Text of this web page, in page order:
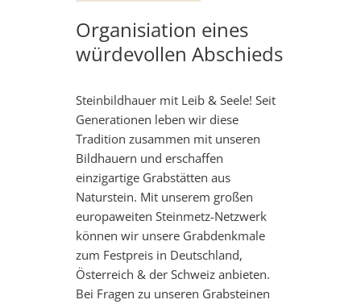
Organisiation eines
würdevollen Abschieds
Steinbildhauer mit Leib & Seele! Seit
Generationen leben wir diese
Tradition zusammen mit unseren
Bildhauern und erschaffen
einzigartige Grabstätten aus
Naturstein. Mit unserem großen
europaweiten Steinmetz-Netzwerk
können wir unsere Grabdenkmale
zum Festpreis in Deutschland,
Österreich & der Schweiz anbieten.
Bei Fragen zu unseren Grabsteinen